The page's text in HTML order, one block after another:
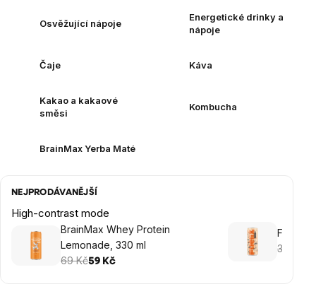
Osvěžující nápoje
Energetické drinky a
nápoje
Čaje Káva
Kakao a kakaové
směsi
Kombucha
BrainMax Yerba Maté
NEJPRODÁVANĚJŠÍ
High-contrast mode
BrainMax Whey Protein
Lemonade, 330 ml
69 Kč59 Kč
FUELIX
39 Kč